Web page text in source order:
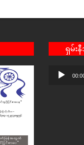
ရှမ်း
Audio